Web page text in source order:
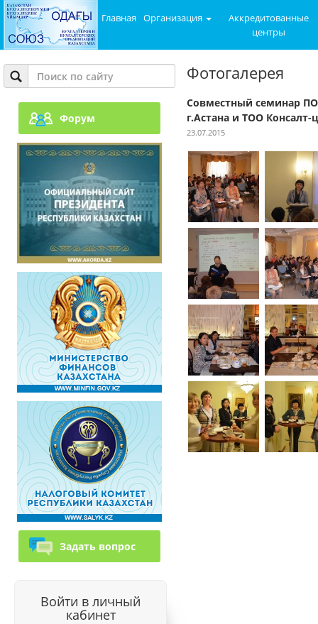
Главная Организация
Аккредитованные
центры
Форум
Задать вопрос
Войти в личный
кабинет
Фотогалерея
Совместный семинар
г.Астана и ТОО
23.07.2015